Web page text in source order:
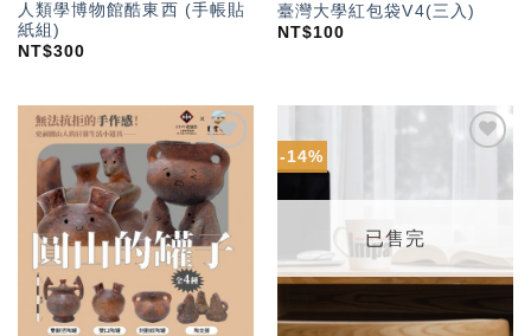
人類學博物館酷東西 (手帳貼
紙組)
NT$300
臺灣大學紅包袋V4(三入)
NT$100
加入
「願
望輕
單」
-14%
望輕
已售完